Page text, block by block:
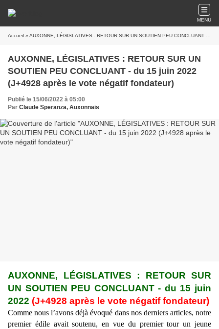
MENU
Accueil » AUXONNE, LÉGISLATIVES : RETOUR SUR UN SOUTIEN PEU CONCLUANT - du 15 juin 2022 (J+4928 après le vote négatif fondateur)
AUXONNE, LÉGISLATIVES : RETOUR SUR UN
SOUTIEN PEU CONCLUANT - du 15 juin 2022
(J+4928 après le vote négatif fondateur)
Publié le 15/06/2022 à 05:00
Par Claude Speranza, Auxonnais
AUXONNE, LÉGISLATIVES : RETOUR SUR
UN SOUTIEN PEU CONCLUANT - du 15 juin
2022 (J+4928 après le vote négatif fondateur)
Comme nous l’avons déjà évoqué dans nos derniers articles, notre
premier édile avait soutenu, en vue du premier tour un jeune